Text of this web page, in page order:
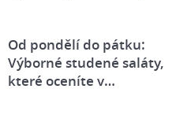
Od pondělí do pátku:
Výborné studené saláty,
které oceníte v…